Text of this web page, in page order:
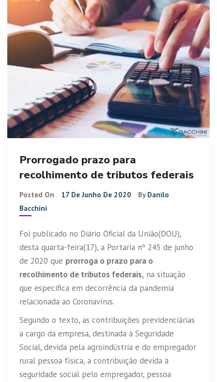
Prorrogado prazo para
recolhimento de tributos federais
Posted On 17 De Junho De 2020 By Danilo
Bacchini
Foi publicado no Diário Oficial da União(DOU),
desta quarta-feira(17), a Portaria nº 245 de junho
de 2020 que prorroga o prazo para o
recolhimento de tributos federais, na situação
que especifica em decorrência da pandemia
relacionada ao Coronavírus.
Segundo o texto, as contribuições previdenciárias
a cargo da empresa, destinada à Seguridade
Social, devida pela agroindústria e do empregador
rural pessoa física, a contribuição devida à
seguridade social pelo empregador, pessoa